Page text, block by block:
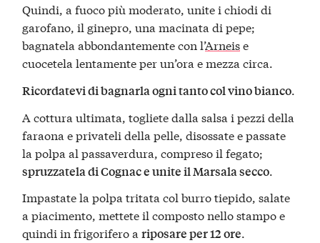
Quindi, a fuoco più moderato, unite i chiodi di
garofano, il ginepro, una macinata di pepe;
bagnatela abbondantemente con l’Arneise
cuocetela lentamente per un’ora e mezza circa.
Ricordatevi di bagnarla ogni tanto col vino bianco.
A cottura ultimata, togliete dalla salsa i pezzi della
faraona e privateli della pelle, disossate e passate
la polpa al passaverdura, compreso il fegato;
spruzzatela di Cognac e unite il Marsala secco.
Impastate la polpa tritata col burro tiepido, salate
a piacimento, mettete il composto nello stampo e
quindi in frigorifero ariposare per 12 ore.